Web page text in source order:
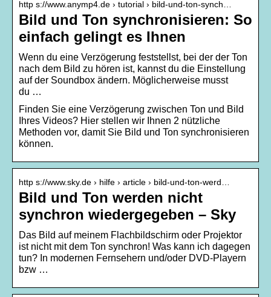
http s://www.anymp4.de › tutorial › bild-und-ton-synch…
Bild und Ton synchronisieren: So
einfach gelingt es Ihnen
Wenn du eine Verzögerung feststellst, bei der der Ton
nach dem Bild zu hören ist, kannst du die Einstellung
auf der Soundbox ändern. Möglicherweise musst
du …
Finden Sie eine Verzögerung zwischen Ton und Bild
Ihres Videos? Hier stellen wir Ihnen 2 nützliche
Methoden vor, damit Sie Bild und Ton synchronisieren
können.
http s://www.sky.de › hilfe › article › bild-und-ton-werd…
Bild und Ton werden nicht
synchron wiedergegeben – Sky
Das Bild auf meinem Flachbildschirm oder Projektor
ist nicht mit dem Ton synchron! Was kann ich dagegen
tun? In modernen Fernsehern und/oder DVD-Playern
bzw …